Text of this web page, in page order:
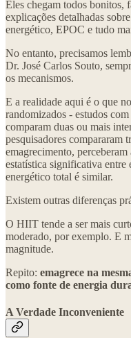
Eles chegam todos bonitos,
explicações detalhadas
energético, EPOC e tudo
No entanto, precisamos
Dr. José Carlos Souto,
os mecanismos.
E a realidade aqui é o que
randomizados - estudos
comparam duas ou mais
pesquisadores compararam
emagrecimento,
estatística significativa entre
energético total é similar.
Existem outras diferenças
O HIIT tende a ser mais
moderado, por exemplo. E
magnitude.
Repito: emagrece na
como fonte de energia
A Verdade Inconveniente